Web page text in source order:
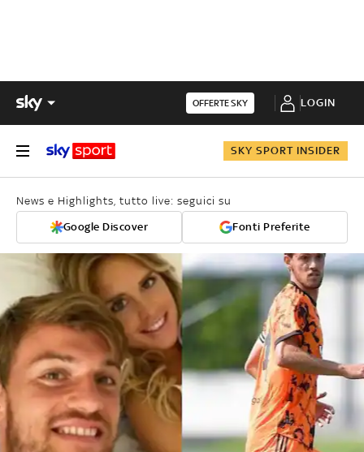
OFFERTE SKY LOGIN
SKY SPORT INSIDER
News e Highlights, tutto live: seguici su
Google Discover Fonti Preferite